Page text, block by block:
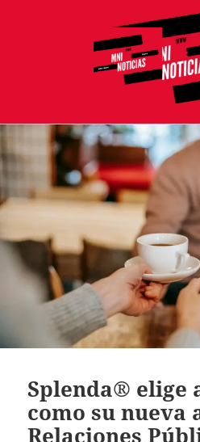
Splenda® elige
como su nueva
Relaciones